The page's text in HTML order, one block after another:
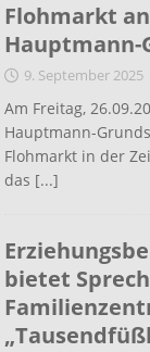
Flohmarkt
Hauptmann-
9. September 2025
Am Freitag,
Hauptmann-
Flohmarkt in der
das [...]
bietet